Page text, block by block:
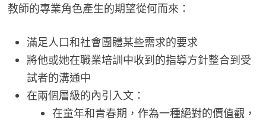
教師的專業角色產生的期望從何而來：
滿足人口和社會團體某些需求的要求
將他或她在職業培訓中收到的指導方針整合到受
試者的溝通中
在兩個層級的內引入文：
在童年和青春期，作為一種絕對的價值觀，